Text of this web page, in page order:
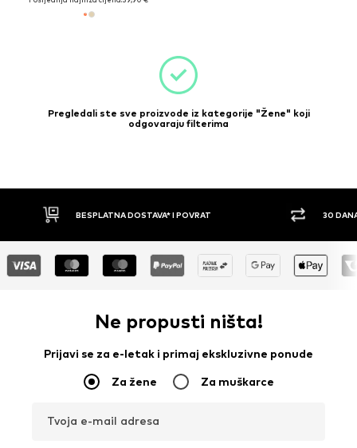
Pregledali ste sve proizvode iz kategorije "Žene" koji
odgovaraju filterima
BESPLATNA DOSTAVA* I POVRAT 30 DANA
Ne propusti ništa!
Prijavi se za e-letak i primaj ekskluzivne ponude
Za žene Za muškarce
Tvoja e-mail adresa